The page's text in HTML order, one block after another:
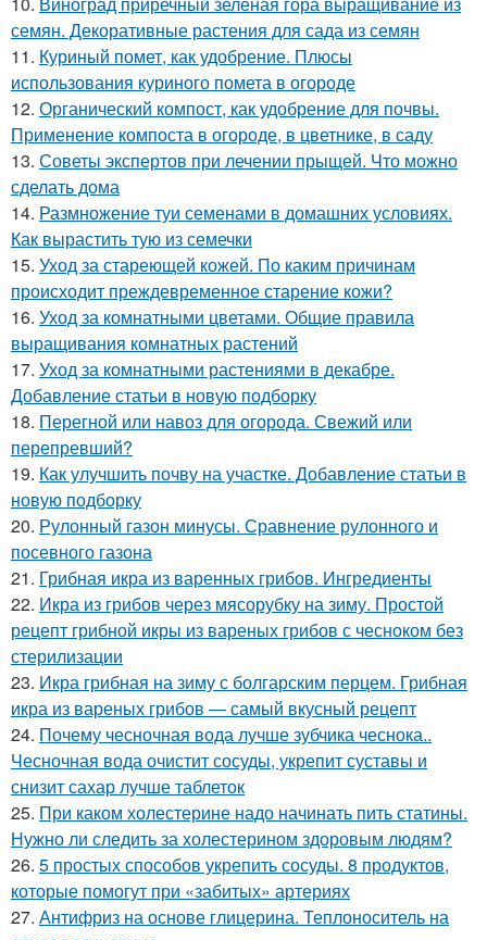
семян. Декоративные растения для сада из семян
11. Куриный помет, как удобрение. Плюсы
использования куриного помета в огороде
12. Органический компост, как удобрение для почвы.
Применение компоста в огороде, в цветнике, в саду
13. Советы экспертов при лечении прыщей. Что можно
сделать дома
14. Размножение туи семенами в домашних условиях.
Как вырастить тую из семечки
15. Уход за стареющей кожей. По каким причинам
происходит преждевременное старение кожи?
16. Уход за комнатными цветами. Общие правила
выращивания комнатных растений
17. Уход за комнатными растениями в декабре.
Добавление статьи в новую подборку
18. Перегной или навоз для огорода. Свежий или
перепревший?
19. Как улучшить почву на участке. Добавление статьи в
новую подборку
20. Рулонный газон минусы. Сравнение рулонного и
посевного газона
21. Грибная икра из варенных грибов. Ингредиенты
22. Икра из грибов через мясорубку на зиму. Простой
рецепт грибной икры из вареных грибов с чесноком без
стерилизации
23. Икра грибная на зиму с болгарским перцем. Грибная
икра из вареных грибов — самый вкусный рецепт
24. Почему чесночная вода лучше зубчика чеснока..
Чесночная вода очистит сосуды, укрепит суставы и
снизит сахар лучше таблеток
25. При каком холестерине надо начинать пить статины.
Нужно ли следить за холестерином здоровым людям?
26. 5 простых способов укрепить сосуды. 8 продуктов,
которые помогут при «забитых» артериях
27. Антифриз на основе глицерина. Теплоноситель на